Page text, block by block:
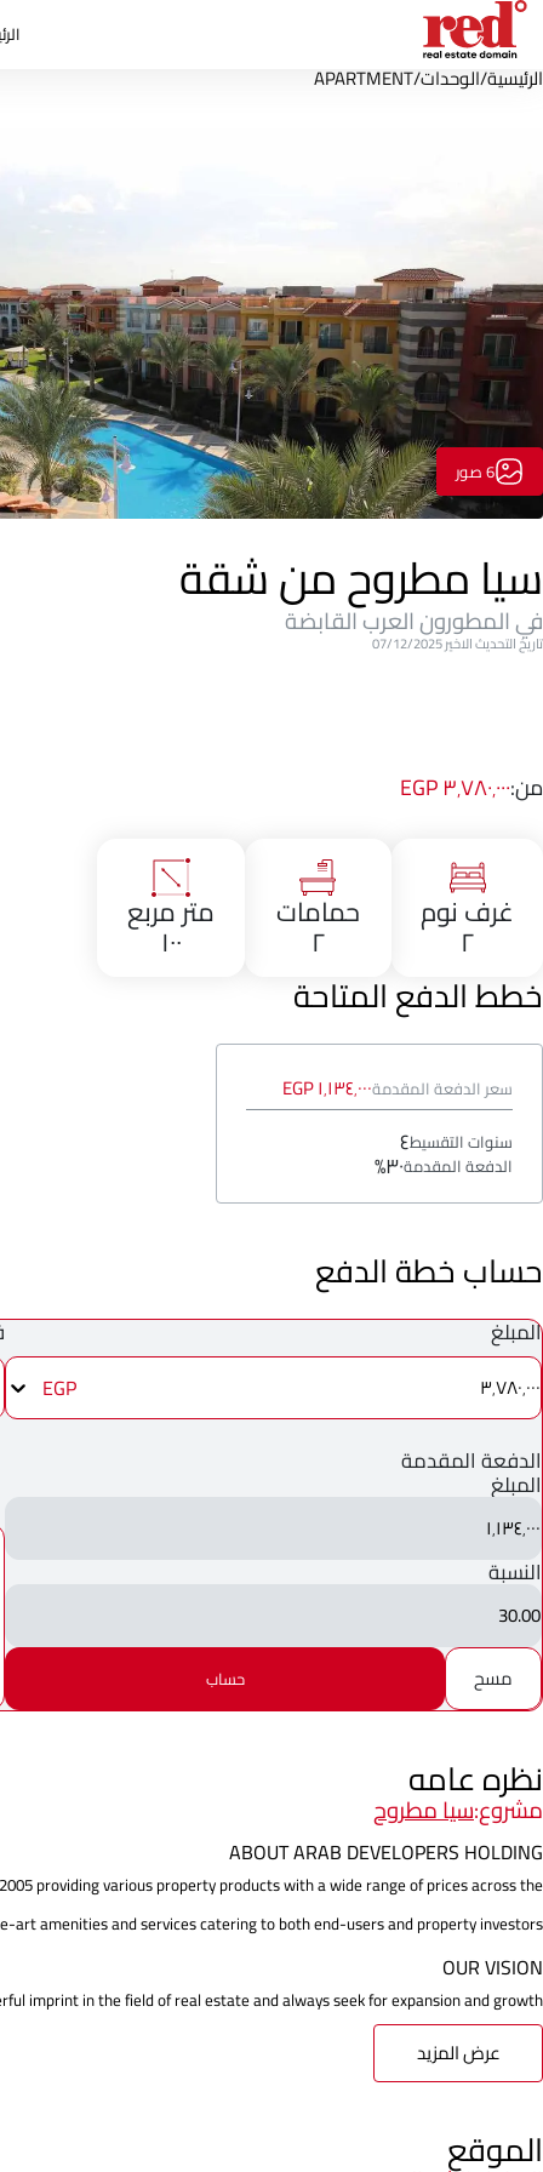
الرئيسية/الوحدات/
APARTMENT
6 صور
سيا مطروح من شقة
في المطورون العرب القابضة
تاريخ التحديث الاخير 07/12/2025
من:٣٬٧٨٠٬٠٠٠ EGP
غرف نوم
٢
حمامات
٢
متر مربع
١٠٠
خطط الدفع المتاحة
سعر الدفعة المقدمة١٬١٣٤٬٠٠٠ EGP
سنوات التقسيط٤
الدفعة المقدمة٣٠%
حساب خطة الدفع
المبلغ
٣٬٧٨٠٬٠٠٠ EGP
الدفعة المقدمة
المبلغ
١٬١٣٤٬٠٠٠
النسبة
30.00
مسح
حساب
نظره عامه
مشروع:سيا مطروح
ABOUT ARAB DEVELOPERS HOLDING
providing various property products with a wide range of prices across the
amenities and services catering to both end-users and property investors.
OUR VISION
imprint in the field of real estate and always seek for expansion and growth ...
عرض المزيد
الموقع